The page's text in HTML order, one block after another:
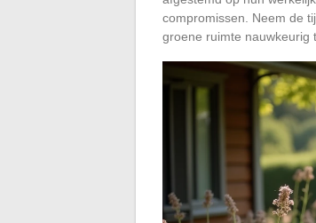
compromissen. Neem de
groene ruimte nauwkeurig